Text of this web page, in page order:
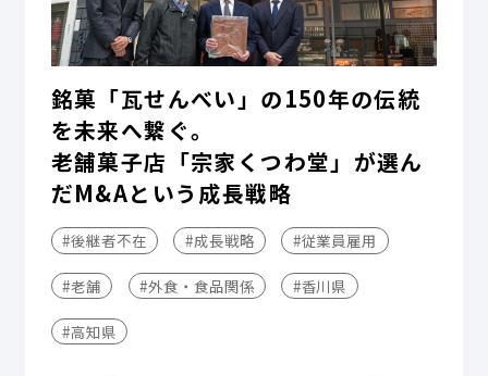
銘菓「瓦せんべい」の150年の伝統
を未来へ繋ぐ。
老舗菓子店「宗家くつわ堂」が選ん
だM&Aという成長戦略
#後継者不在 #成長戦略 #従業員雇用
#老舗 #外食・食品関係 #香川県
#高知県